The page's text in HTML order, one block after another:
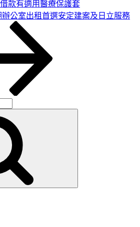
款有適用醫療保護套
公室出租首選安定建案及日立服務